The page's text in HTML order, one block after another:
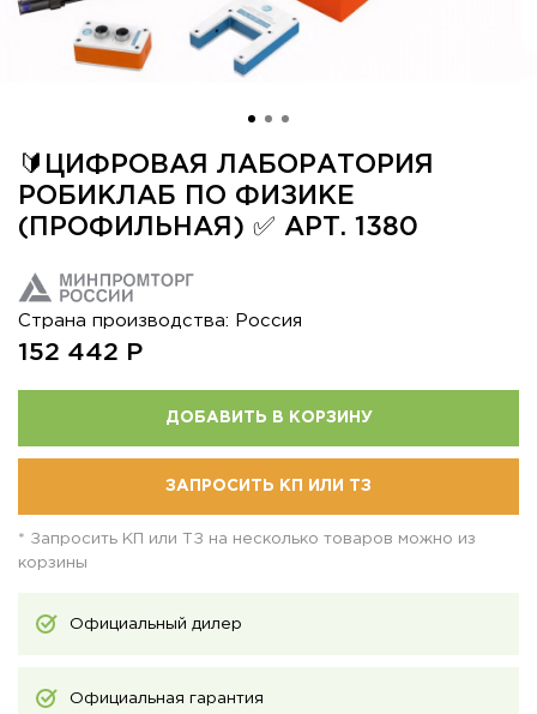
🔰ЦИФРОВАЯ ЛАБОРАТОРИЯ
РОБИКЛАБ ПО ФИЗИКЕ
(ПРОФИЛЬНАЯ) ✅ АРТ. 1380
Страна производства: Россия
152 442 Р
ДОБАВИТЬ В КОРЗИНУ
ЗАПРОСИТЬ КП ИЛИ ТЗ
* Запросить КП или ТЗ на несколько товаров можно из
корзины
Официальный дилер
Официальная гарантия